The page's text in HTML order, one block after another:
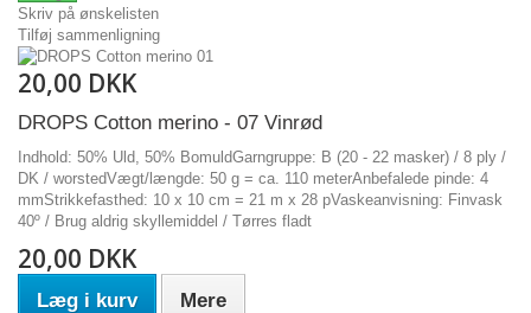
Skriv på ønskelisten
Tilføj sammenligning
20,00 DKK
DROPS Cotton merino - 07 Vinrød
Indhold: 50% Uld, 50% BomuldGarngruppe: B (20 - 22 masker) / 8 ply /
DK / worstedVægt/længde: 50 g = ca. 110 meterAnbefalede pinde: 4
mmStrikkefasthed: 10 x 10 cm = 21 m x 28 pVaskeanvisning: Finvask
40º / Brug aldrig skyllemiddel / Tørres fladt
20,00 DKK
Læg i kurv Mere